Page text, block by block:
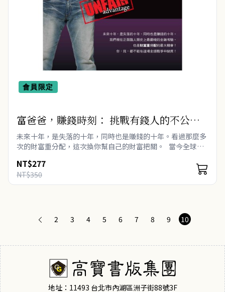
會員限定
富爸爸，賺錢時刻： 挑戰有錢人的不公平
競爭優勢 Unfair Advantage: The Power
of Financial Education
未來十年，是失落的十年，同時也是賺錢的十年。看過那麼多
次的財富重分配，這次換你幫自己的財富把關。 當今全球資
投資標的，這是因為全..
NT$277
NT$350
2 3 4 5 6 7 8 9 10
地址：11493 台北市內湖區洲子街88號3F